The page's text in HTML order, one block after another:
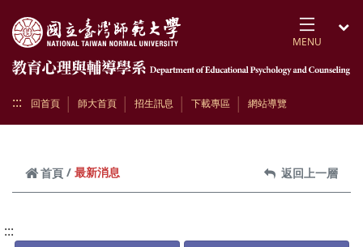
MENU
::: 回首頁 師大首頁 招生訊息 下載專區 網站導覽
首頁 最新消息 返回上一層
:::